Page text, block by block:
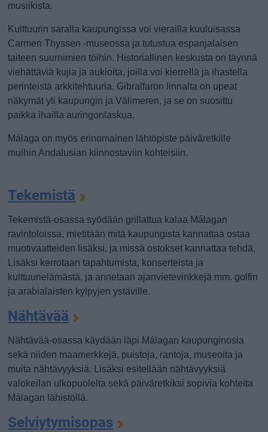
musiikista.
Kulttuurin saralla kaupungissa voi vierailla kuuluisassa
Carmen Thyssen -museossa ja tutustua espanjalaisen
taiteen suurnimien töihin. Historiallinen keskusta on täynnä
viehättäviä kujia ja aukioita, joilla voi kierrellä ja ihastella
perinteistä arkkitehtuuria. Gibralfaron linnalta on upeat
näkymät yli kaupungin ja Välimeren, ja se on suosittu
paikka ihailla auringonlaskua.
Málaga on myös erinomainen lähtöpiste päiväretkille
muihin Andalusian kiinnostaviin kohteisiin.
Tekemistä
Tekemistä-osassa syödään grillattua kalaa Málagan
ravintoloissa, mietitään mitä kaupungista kannattaa ostaa
muotivaatteiden lisäksi, ja missä ostokset kannattaa tehdä.
Lisäksi kerrotaan tapahtumista, konserteista ja
kulttuurielämästä, ja annetaan ajanvietevinkkejä mm. golfin
ja arabialaisten kylpyjen ystäville.
Nähtävää
Nähtävää-osassa käydään läpi Málagan kaupunginosia
sekä niiden maamerkkejä, puistoja, rantoja, museoita ja
muita nähtävyyksiä. Lisäksi esitellään nähtävyyksiä
valokeilan ulkopuolelta sekä päiväretkiksi sopivia kohteita
Málagan lähistöllä.
Selviytymisopas